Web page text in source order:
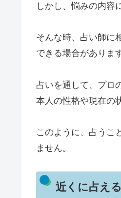
しかし、悩みの内容
そんな時、占い師に
できる場合がありま
占いを通して、プロ
本人の性格や現在の
このように、占うこ
ません。
近くに占え